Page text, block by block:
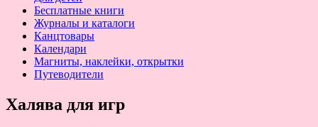
Бесплатные книги
Журналы и каталоги
Канцтовары
Календари
Магниты, наклейки, открытки
Путеводители
Халява для игр